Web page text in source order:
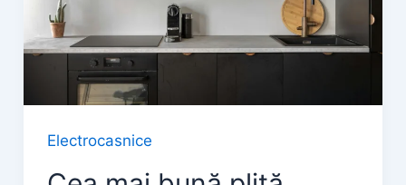
Electrocasnice